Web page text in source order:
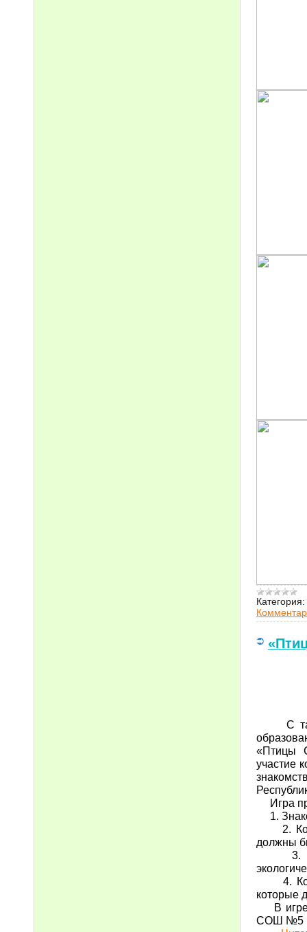
Категория:
С
«Птицы
участие
Игра
1.
2.
должны
3.
4.
которые
В игре
СОШ №5